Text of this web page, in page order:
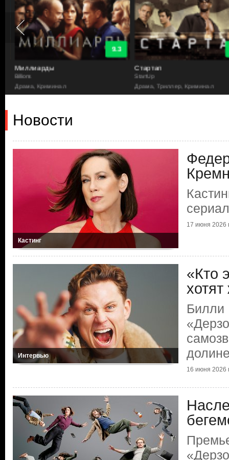
9.3
Миллиарды
Billions
Драма, Криминал
Стартап
StartUp
Драма, Триллер, Криминал
Новости
Кастинг
17 июня 2026
Интервью
«Кто
Билли
16 июня 2026